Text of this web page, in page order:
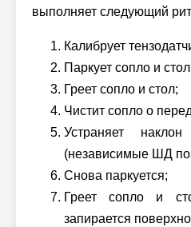
выполняет следующий
Калибрует
Паркует сопло и
Греет сопло и стол;
Чистит сопло о
Устраняет
(независимые ШД
Снова паркуется;
Греет сопло и
запирается